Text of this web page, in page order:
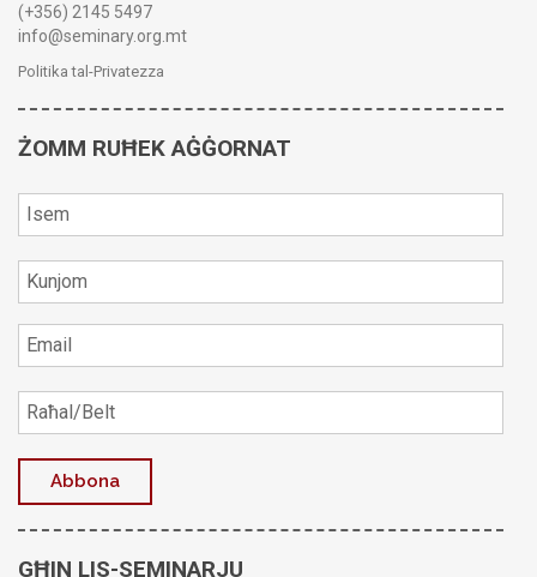
(+356) 2145 5497
info@seminary.org.mt
Politika tal-Privatezza
ŻOMM RUĦEK AĠĠORNAT
GĦIN LIS-SEMINARJU